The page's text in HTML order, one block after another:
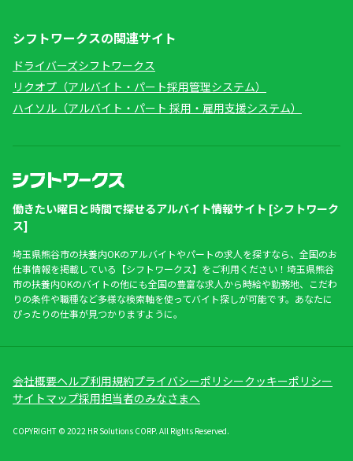
シフトワークスの関連サイト
ドライバーズシフトワークス
リクオプ（アルバイト・パート採用管理システム）
ハイソル（アルバイト・パート 採用・雇用支援システム）
働きたい曜日と時間で探せるアルバイト情報サイト [シフトワーク
ス]
埼玉県熊谷市の扶養内OKのアルバイトやパートの求人を探すなら、全国のお
仕事情報を掲載している【シフトワークス】をご利用ください！埼玉県熊谷
市の扶養内OKのバイトの他にも全国の豊富な求人から時給や勤務地、こだわ
りの条件や職種など多様な検索軸を使ってバイト探しが可能です。あなたに
ぴったりの仕事が見つかりますように。
会社概要ヘルプ利用規約プライバシーポリシークッキーポリシー
サイトマップ採用担当者のみなさまへ
COPYRIGHT © 2022 HR Solutions CORP. All Rights Reserved.